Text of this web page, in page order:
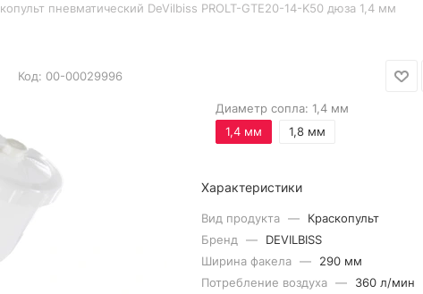
пневматический DeVilbiss PROLT-GTE20-14-K50 дюза 1,4 мм
Код: 00-00029996
Диаметр сопла: 1,4 мм
1,4 мм
1,8 мм
Характеристики
Вид продукта —
Краскопульт
Бренд
—
DEVILBISS
Ширина факела —
290 мм
Потребление воздуха —
360 л/мин